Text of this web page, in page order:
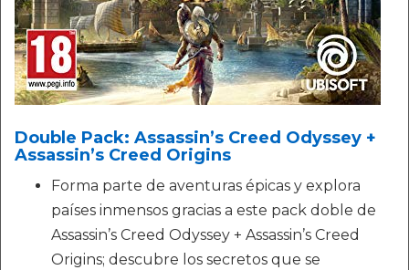
Double Pack: Assassin’s Creed Odyssey +
Assassin’s Creed Origins
Forma parte de aventuras épicas y explora
países inmensos gracias a este pack doble de
Assassin’s Creed Odyssey + Assassin’s Creed
Origins; descubre los secretos que se